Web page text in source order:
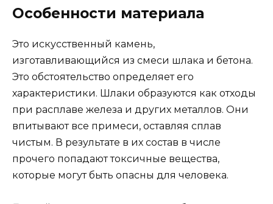
Особенности материала
Это искусственный камень,
изготавливающийся из смеси шлака и бетона.
Это обстоятельство определяет его
характеристики. Шлаки образуются как отходы
при расплаве железа и других металлов. Они
впитывают все примеси, оставляя сплав
чистым. В результате в их состав в числе
прочего попадают токсичные вещества,
которые могут быть опасны для человека.